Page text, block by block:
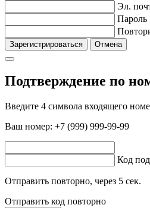
Эл.
Пароль
Зарегистрироваться Отмена
Подтверждение по
Введите 4 символа входящего
Ваш номер: +7 (999) 999-99-99
Код
Отправить повторно, через 5 сек.
Отправить код повторно